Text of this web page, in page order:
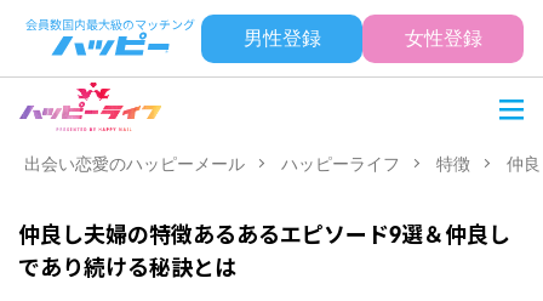
男性登録 女性登録
出会い恋愛のハッピーメール ハッピーライフ 特徴 仲
仲良し夫婦の特徴あるあるエピソード9選＆仲良し
であり続ける秘訣とは